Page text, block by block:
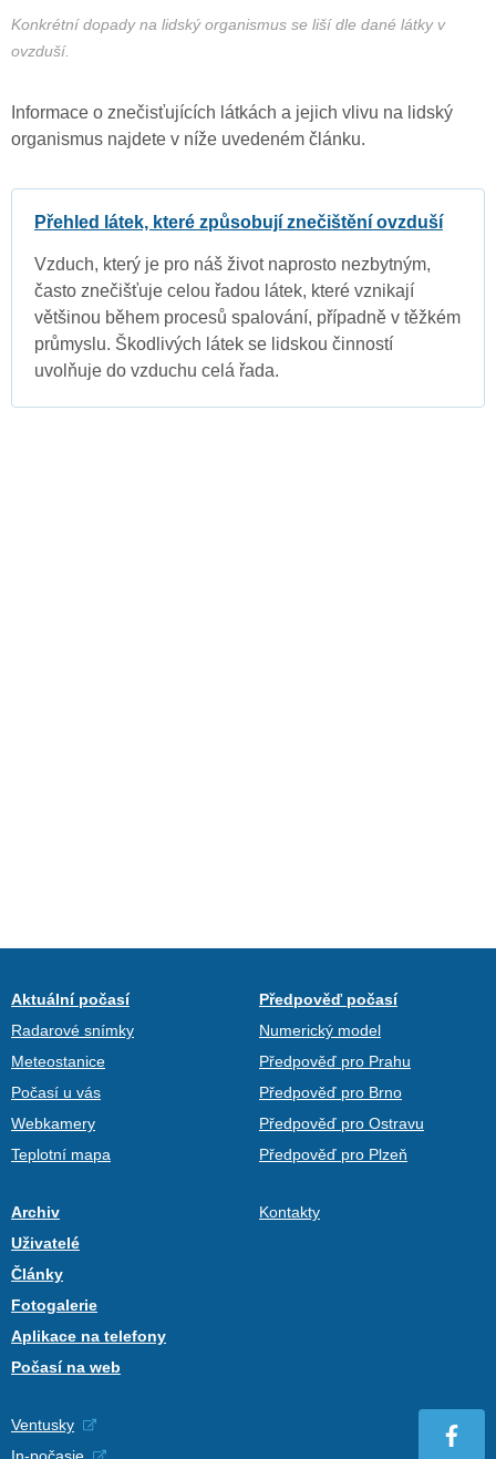
Konkrétní dopady na lidský organismus se liší dle dané látky v
ovzduší.
Informace o znečisťujících látkách a jejich vlivu na lidský
organismus najdete v níže uvedeném článku.
Přehled látek, které způsobují znečištění ovzduší
Vzduch, který je pro náš život naprosto nezbytným,
často znečišťuje celou řadou látek, které vznikají
většinou během procesů spalování, případně v těžkém
průmyslu. Škodlivých látek se lidskou činností
uvolňuje do vzduchu celá řada.
Aktuální počasí
Radarové snímky
Meteostanice
Počasí u vás
Webkamery
Teplotní mapa
Předpověď počasí
Numerický model
Předpověď pro Prahu
Předpověď pro Brno
Předpověď pro Ostravu
Předpověď pro Plzeň
Archiv
Uživatelé
Články
Fotogalerie
Aplikace na telefony
Počasí na web
Kontakty
Ventusky